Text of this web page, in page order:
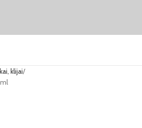
klijai